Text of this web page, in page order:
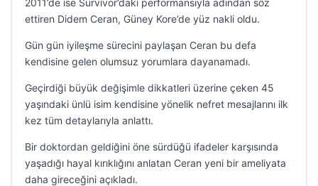
2011’de ise Survivor’daki performansıyla adından söz
ettiren Didem Ceran, Güney Kore’de yüz nakli oldu.
Gün gün iyileşme sürecini paylaşan Ceran bu defa
kendisine gelen olumsuz yorumlara dayanamadı.
Geçirdiği büyük değişimle dikkatleri üzerine çeken 45
yaşındaki ünlü isim kendisine yönelik nefret mesajlarını ilk
kez tüm detaylarıyla anlattı.
Bir doktordan geldiğini öne sürdüğü ifadeler karşısında
yaşadığı hayal kırıklığını anlatan Ceran yeni bir ameliyata
daha gireceğini açıkladı.